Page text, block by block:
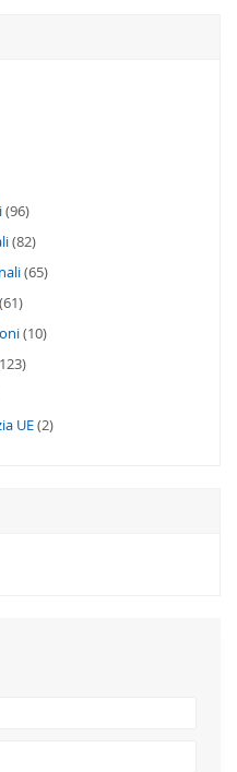
(96)
(82)
(65)
(61)
(10)
UE(2)